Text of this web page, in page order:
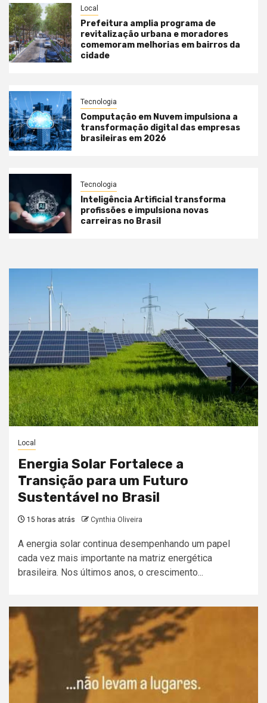
Local
Prefeitura amplia programa de
revitalização urbana e moradores
comemoram melhorias em bairros da
cidade
Tecnologia
Computação em Nuvem impulsiona a
transformação digital das empresas
brasileiras em 2026
Tecnologia
Inteligência Artificial transforma
profissões e impulsiona novas
carreiras no Brasil
Local
Energia Solar Fortalece a
Transição para um Futuro
Sustentável no Brasil
15 horas atrás Cynthia Oliveira
A energia solar continua desempenhando um papel
cada vez mais importante na matriz energética
brasileira. Nos últimos anos, o crescimento...